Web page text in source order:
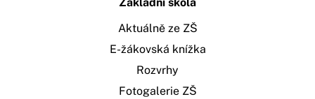
Aktuálně ze ZŠ
E-žákovská knížka
Rozvrhy
Fotogalerie ZŠ